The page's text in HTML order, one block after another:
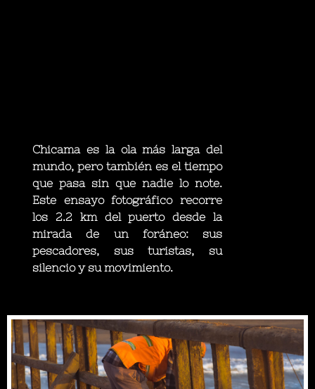
Chicama es la ola más larga del
mundo, pero también es el tiempo
que pasa sin que nadie lo note.
Este ensayo fotográfico recorre
los 2.2 km del puerto desde la
mirada de un foráneo: sus
pescadores, sus turistas, su
silencio y su movimiento.